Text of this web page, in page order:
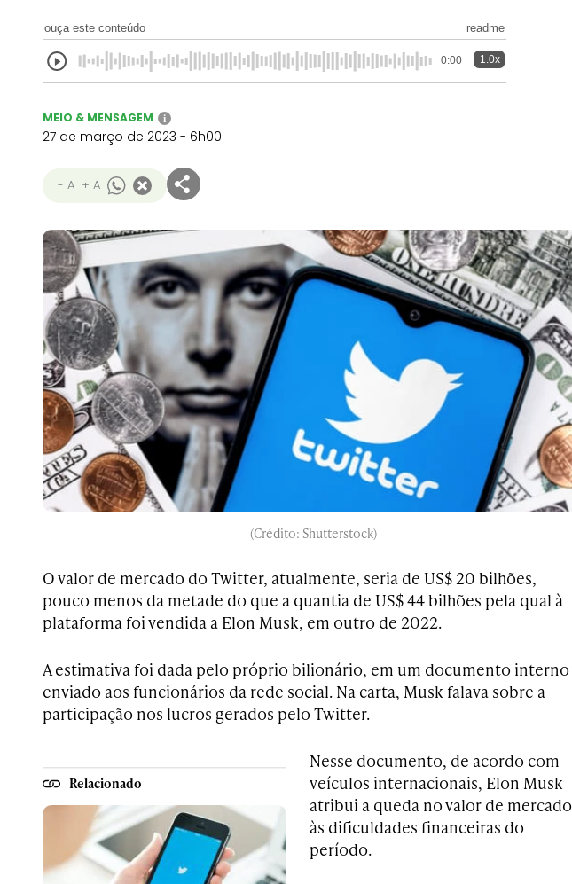
ouça este conteúdo readme
0:00 1.0x
MEIO & MENSAGEM i
27 de março de 2023 - 6h00
- A + A
(Crédito: Shutterstock)
O valor de mercado do Twitter, atualmente, seria de US$ 20 bilhões,
pouco menos da metade do que a quantia de US$ 44 bilhões pela qual à
plataforma foi vendida a Elon Musk, em outro de 2022.
A estimativa foi dada pelo próprio bilionário, em um documento interno
enviado aos funcionários da rede social. Na carta, Musk falava sobre a
participação nos lucros gerados pelo Twitter.
Relacionado
Nesse documento, de acordo com
veículos internacionais, Elon Musk
atribui a queda no valor de mercado
às dificuldades financeiras do
período.